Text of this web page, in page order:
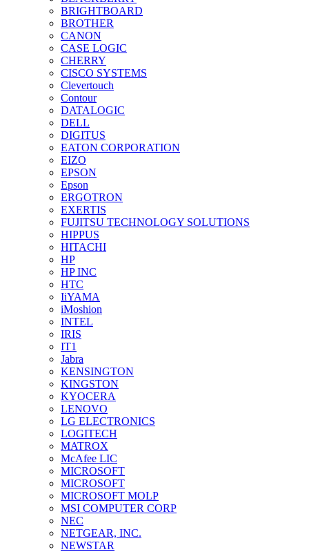
BRIGHTBOARD
BROTHER
CANON
CASE LOGIC
CHERRY
CISCO SYSTEMS
Clevertouch
Contour
DATALOGIC
DELL
DIGITUS
EATON CORPORATION
EIZO
EPSON
Epson
ERGOTRON
EXERTIS
FUJITSU TECHNOLOGY SOLUTIONS
HIPPUS
HITACHI
HP
HP INC
HTC
IiYAMA
iMoshion
INTEL
IRIS
IT1
Jabra
KENSINGTON
KINGSTON
KYOCERA
LENOVO
LG ELECTRONICS
LOGITECH
MATROX
McAfee LIC
MICROSOFT
MICROSOFT
MICROSOFT MOLP
MSI COMPUTER CORP
NEC
NETGEAR, INC.
NEWSTAR